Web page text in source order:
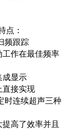
点：
频跟踪
作在最佳频率
成显示
直接实现
时连续超声三种
高了效率并且